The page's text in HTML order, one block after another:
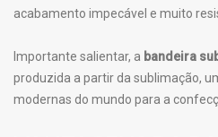
acabamento impecável e muito
Importante salientar, a bandeira
produzida a partir da sublimação,
modernas do mundo para a